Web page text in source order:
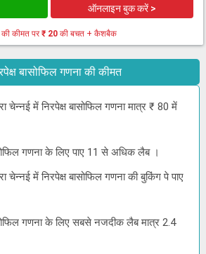
ऑनलाइन बुक करें >
की कीमत पर₹ 20 की बचत + कैशबैक
बासोफिल गणना की कीमत
चेन्नई में निरपेक्ष बासोफिल गणना मात्र ₹ 80 में
गणना के लिए पाए 11 से अधिक लैब ।
चेन्नई में निरपेक्ष बासोफिल गणना की बुकिंग पे पाए
गणना के लिए सबसे नजदीक लैब मात्र 2.4